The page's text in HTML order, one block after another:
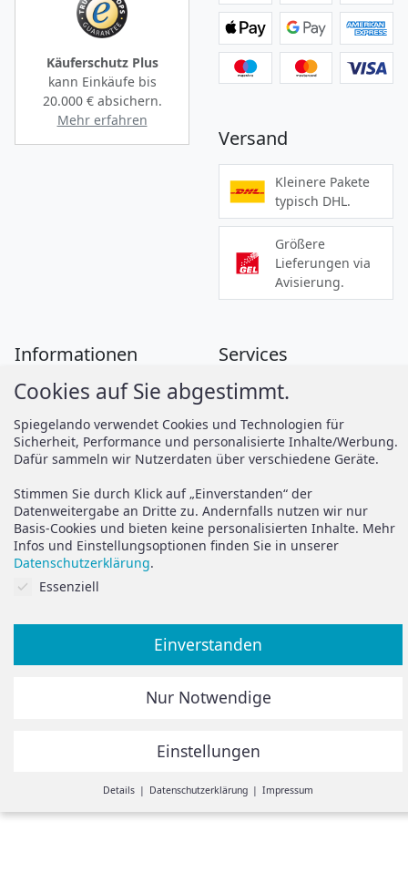
Käuferschutz Plus
kann Einkäufe bis
20.000 €absichern.
Mehr erfahren
Versand
Kleinere Pakete
typisch DHL.
Größere
Lieferungen via
Avisierung.
Informationen
Zahlung
Versand
AGB
Vertrag widerrufen
Datenschutz
Impressum
Services
Montageanleitungen
Spiegelando Magazin
Support
Brauchen Sie Hilfe oder
haben Sie Fragen?
Die durchgestrichenen Preise entsprechen dem bisherigen
© Spiegelando 2024
Withdraw from contract
Cookies auf Sie abgestimmt.
Spiegelando verwendet Cookies und Technologien für
Sicherheit, Performance und personalisierte Inhalte/Werbung.
Dafür sammeln wir Nutzerdaten über verschiedene Geräte.
Stimmen Sie durch Klick auf „Einverstanden“ der
Datenweitergabe an Dritte zu. Andernfalls nutzen wir nur
Basis-Cookies und bieten keine personalisierten Inhalte. Mehr
Infos und Einstellungsoptionen finden Sie in unserer
Datenschutzerklärung.
Cookies auf Sie abgestimmt.
Essenziell
Einverstanden
Nur Notwendige
Einstellungen
Details Datenschutzerklärung Impressum
Einstellungen